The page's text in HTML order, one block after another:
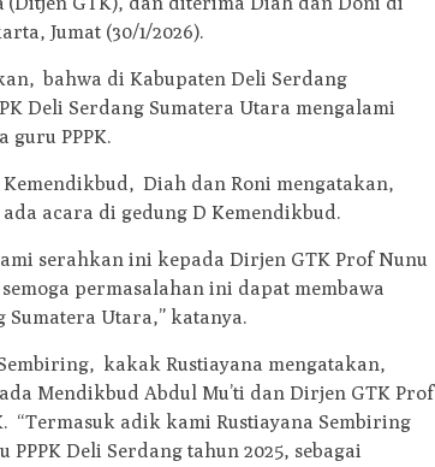
Jumat (30/1/2026).
bahwa di Kabupaten Deli Serdang
Deli Serdang Sumatera Utara mengalami
guru PPPK.
Diah dan Roni mengatakan,
acara di gedung D Kemendikbud.
serahkan ini kepada Dirjen GTK Prof Nunu
permasalahan ini dapat membawa
Sumatera Utara,” katanya.
kakak Rustiayana mengatakan,
Mendikbud Abdul Mu’ti dan Dirjen GTK Prof
“Termasuk adik kami Rustiayana Sembiring
Deli Serdang tahun 2025, sebagai